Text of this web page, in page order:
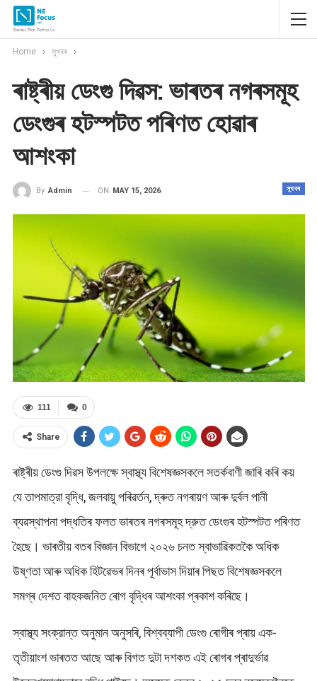
Home সুখবৰ
ৰাষ্ট্ৰীয় ডেংগু দিৱস: ভাৰতৰ নগৰসমূহ
ডেংগুৰ হটস্পটত পৰিণত হোৱাৰ
আশংকা
সুখবৰ
By Admin ON MAY 15, 2026
0
111
Share
ৰাষ্ট্ৰীয় ডেংগু দিৱস উপলক্ষে স্বাস্থ্য বিশেষজ্ঞসকলে সতৰ্কবাণী জাৰি কৰি কয়
যে তাপমাত্রা বৃদ্ধি, জলবায়ু পৰিৱর্তন, দ্ৰুত নগৰায়ণ আৰু দুর্বল পানী
ব্যৱস্থাপনা পদ্ধতিৰ ফলত ভাৰতৰ নগৰসমূহ দ্রুত ডেংগুৰ হটস্পটত পৰিণত
হৈছে। ভাৰতীয় বতৰ বিজ্ঞান বিভাগে ২০২৬ চনত স্বাভাৱিকতকৈ অধিক
উষ্ণতা আৰু অধিক হিটৱেভৰ দিনৰ পূর্বাভাস দিয়াৰ পিছত বিশেষজ্ঞসকলে
সমগ্ৰ দেশত বাহকজনিত ৰোগ বৃদ্ধিৰ আশংকা প্ৰকাশ কৰিছে।
স্বাস্থ্য সংক্রান্ত অনুমান অনুসৰি, বিশ্বব্যাপী ডেংগু ৰোগীৰ প্ৰায় এক-
তৃতীয়াংশ ভাৰতত আছে আৰু বিগত দুটা দশকত এই ৰোগৰ প্ৰাদুৰ্ভাৱ